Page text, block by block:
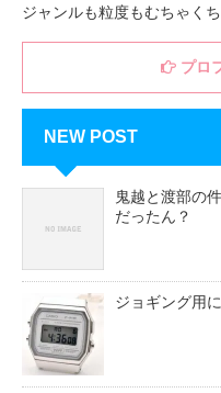
ジャンルも粒度もむちゃく
プロ
NEW POST
鬼越と渡部の
だったん？
ジョギング用